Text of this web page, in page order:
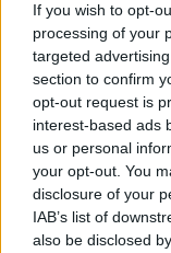
If you wish to opt-
processing of your
targeted
section to confirm
opt-out request is
interest-based ads
us or personal
your opt-out. You
disclosure of your
IAB’s list of
also be disclosed
A Câmara Municipal
encontrava a
8 Agosto, 2026 - 09:00